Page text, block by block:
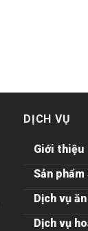
DỊCH VỤ
Giới thiệu
Sản
Dịch vụ
Dịch vụ